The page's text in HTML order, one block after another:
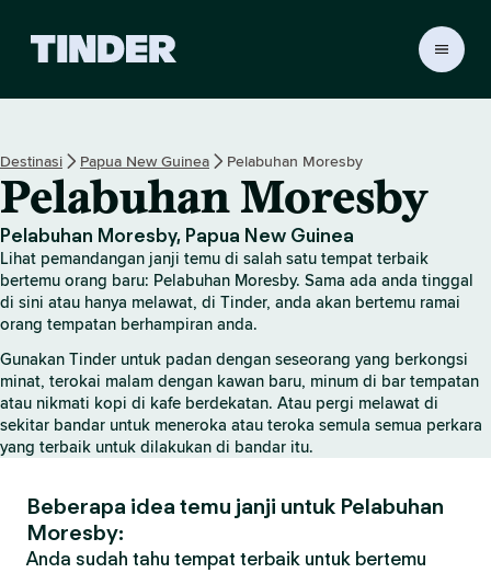
a
n
U
a
m
a
T
n
d
e
r
Destinasi Papua New Guinea Pelabuhan Moresby
Pelabuhan Moresby
Pelabuhan Moresby, Papua New Guinea
Lihat pemandangan janji temu di salah satu tempat terbaik
bertemu orang baru: Pelabuhan Moresby. Sama ada anda tinggal
di sini atau hanya melawat, di Tinder, anda akan bertemu ramai
orang tempatan berhampiran anda.
Gunakan Tinder untuk padan dengan seseorang yang berkongsi
minat, terokai malam dengan kawan baru, minum di bar tempatan
atau nikmati kopi di kafe berdekatan. Atau pergi melawat di
sekitar bandar untuk meneroka atau teroka semula semua perkara
yang terbaik untuk dilakukan di bandar itu.
Beberapa idea temu janji untuk Pelabuhan
Moresby:
Anda sudah tahu tempat terbaik untuk bertemu